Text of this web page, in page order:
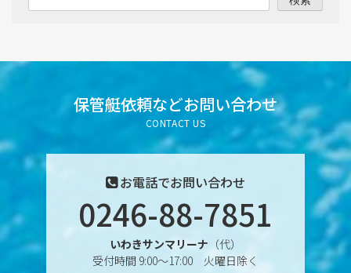
2025年7月
2025年6月
2025年4月
2025年3月
2025年2月
保管艇依頼などお問い合わせ
CONTACT US
お電話でお問い合わせ
0246-88-7851
いわきサンマリーナ （代）
受付時間 9:00〜17:00 火曜日除く